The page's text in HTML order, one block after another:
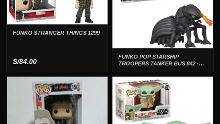
FUNKO STRANGER THINGS 1299
S/84.00
FUNKO POP STARSHIP
TROOPERS TANKER BUS 842 -